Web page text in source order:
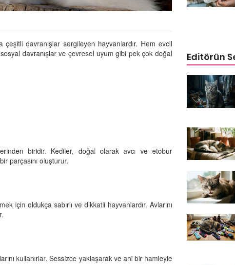
davranışlar sergileyen hayvanlardır. Hem evcil
davranışlar ve çevresel uyum gibi pek çok doğal
biridir. Kediler, doğal olarak avcı ve etobur
parçasını oluşturur.
için oldukça sabırlı ve dikkatli hayvanlardır. Avlarını
kullanırlar. Sessizce yaklaşarak ve ani bir hamleyle
22.05.2020
Editörün
22.09.2025